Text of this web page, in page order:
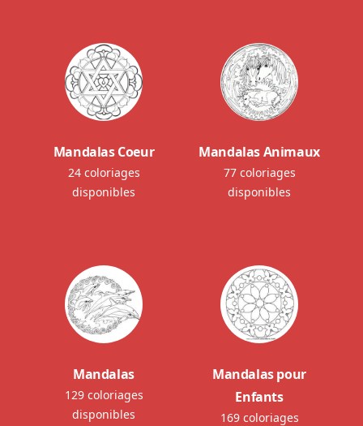
Mandalas Coeur
24 coloriages
disponibles
Mandalas Animaux
77 coloriages
disponibles
Mandalas
129 coloriages
disponibles
Mandalas pour
Enfants
169 coloriages